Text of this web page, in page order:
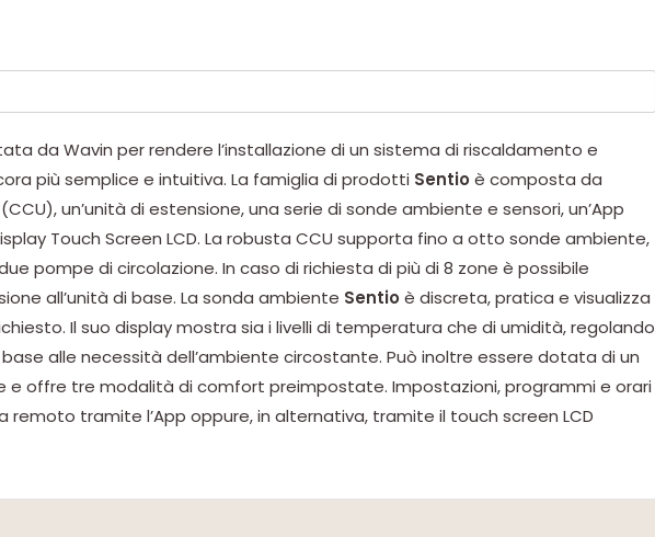
da Wavin per rendere l’installazione di un sistema di riscaldamento e
più semplice e intuitiva. La famiglia di prodotti Sentio è composta da
un’unità di estensione, una serie di sonde ambiente e sensori, un’App
Touch Screen LCD. La robusta CCU supporta fino a otto sonde ambiente,
pompe di circolazione. In caso di richiesta di più di 8 zone è possibile
all’unità di base. La sonda ambiente Sentio è discreta, pratica e visualizza
Il suo display mostra sia i livelli di temperatura che di umidità, regolando
alle necessità dell’ambiente circostante. Può inoltre essere dotata di un
e offre tre modalità di comfort preimpostate. Impostazioni, programmi e orari
tramite l’App oppure, in alternativa, tramite il touch screen LCD